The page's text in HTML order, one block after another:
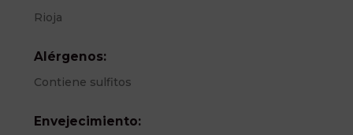
Rioja
Alérgenos:
Contiene sulfitos
Envejecimiento: